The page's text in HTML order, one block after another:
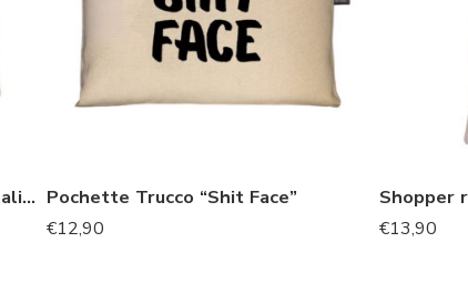
Pochette per la maestra personalizzata regalo fine anno Pochette Trucco “Shit Face”
€12,90 €13,90